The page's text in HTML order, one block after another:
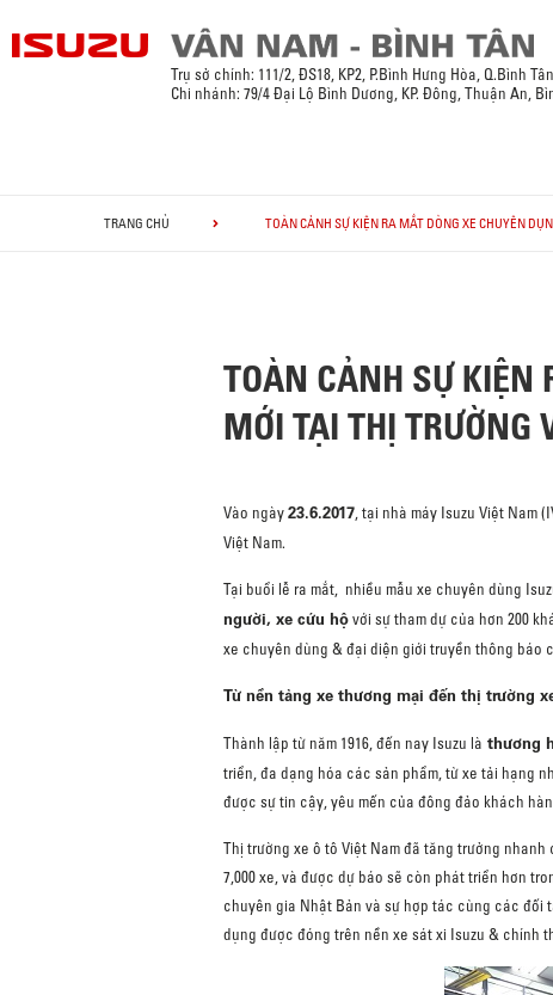
Trụ sở chính: 111/2, ĐS18, KP2, P.Bình Hưng Hòa, Q.Bình
Chi nhánh: 79/4 Đại Lộ Bình Dương, KP. Đông, Thuận An,
TRANG CHỦ TOÀN CẢNH SỰ KIỆN RA MẮT DÒNG XE CHUYÊN
TOÀN CẢNH SỰ KIỆN
MỚI TẠI THỊ TRƯỜNG
Vào ngày23.6.2017, tại nhà máy Isuzu Việt Nam
Việt Nam.
Tại buổi lễ ra mắt, nhiều mẫu xe chuyên dùng
người, xe cứu hộvới sự tham dự của hơn 200
xe chuyên dùng & đại diện giới truyền thông báo
Từ nền tảng xe thương mại đến thị trường
Thành lập từ năm 1916, đến nay Isuzu là thương
triển, đa dạng hóa các sản phẩm, từ xe tải hạng
được sự tin cậy, yêu mến của đông đảo khách
Thị trường xe ô tô Việt Nam đã tăng trưởng nhanh
7,000 xe, và được dự báo sẽ còn phát triển hơn
chuyên gia Nhật Bản và sự hợp tác cùng các đối
dụng được đóng trên nền xe sát xi Isuzu & chính